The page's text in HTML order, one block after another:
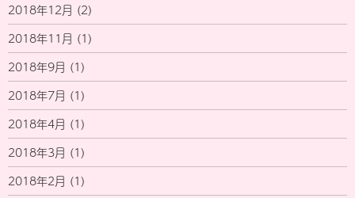
2018年12月 (2)
2018年11月 (1)
2018年9月 (1)
2018年7月 (1)
2018年4月 (1)
2018年3月 (1)
2018年2月 (1)